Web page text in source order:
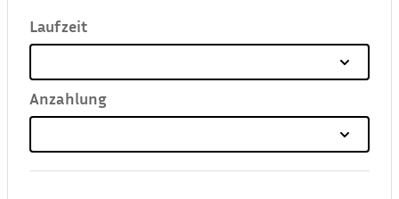
Laufzeit
Anzahlung